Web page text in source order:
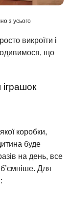
з усього
викроїти і
що
коробки,
буде
на день, все
Для